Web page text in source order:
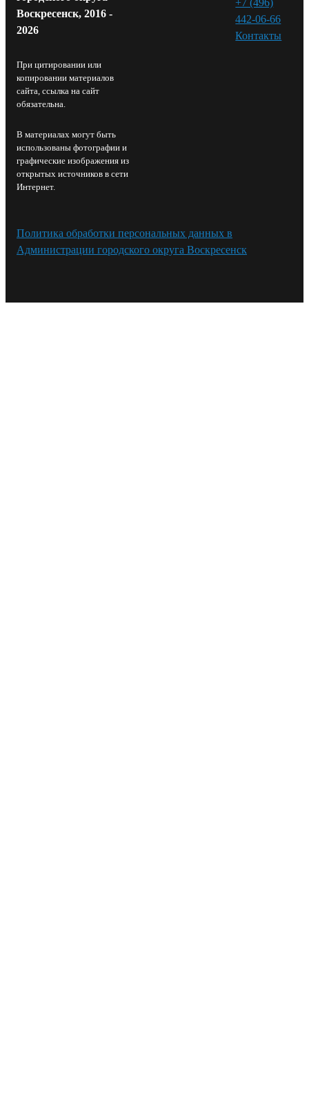
Воскресенск, 2016 -
2026
При цитировании или
копировании материалов
сайта, ссылка на сайт
обязательна.
В материалах могут быть
использованы фотографии и
графические изображения из
открытых источников в сети
Интернет.
442-06-66
Контакты⁠
Политика обработки персональных данных в
Администрации городского округа Воскресенск